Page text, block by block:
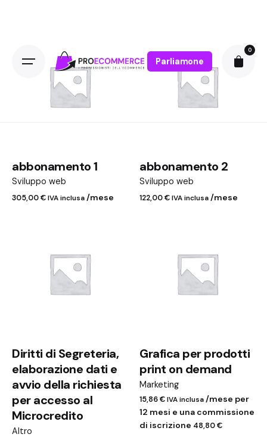
Parliamone
0
abbonamento 1
Sviluppo web
305,00€IVA inclusa/mese
abbonamento 2
Sviluppo web
122,00€IVA inclusa/mese
Diritti di Segreteria,
elaborazione dati e
avvio della richiesta
per accesso al
Microcredito
Altro
Grafica per prodotti
print on demand
Marketing
15,86€IVA inclusa/mese per
12 mesi e una commissione
di iscrizione 48,80€